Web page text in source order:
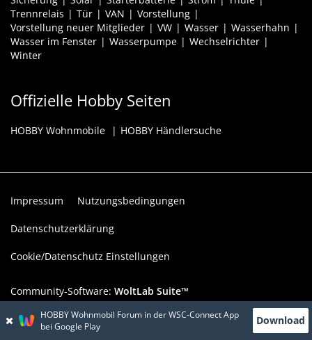
Trennrelais
Tür VAN
Vorstellung
Vorstellung neuer Mitglieder
VW Wasser
Wasserhahn
Wasser im Fenster
Wasserpumpe
Wechselrichter
Winter
Offizielle Hobby Seiten
HOBBY Wohnmobile HOBBY Händlersuche
Impressum Nutzungsbedingungen
Datenschutzerklärung
Cookie/Datenschutz Einstellungen
Community-Software: WoltLab Suite™
Konzept, Realisierung & Design:BigMammut
Werbelink: Dieser Werbeplatz ist verfügbar!
HOBBY Wohnmobil Forum in der WSC-Connect App
bei Google Play
Download